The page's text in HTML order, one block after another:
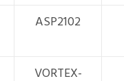
ASP2102
VORTEX-